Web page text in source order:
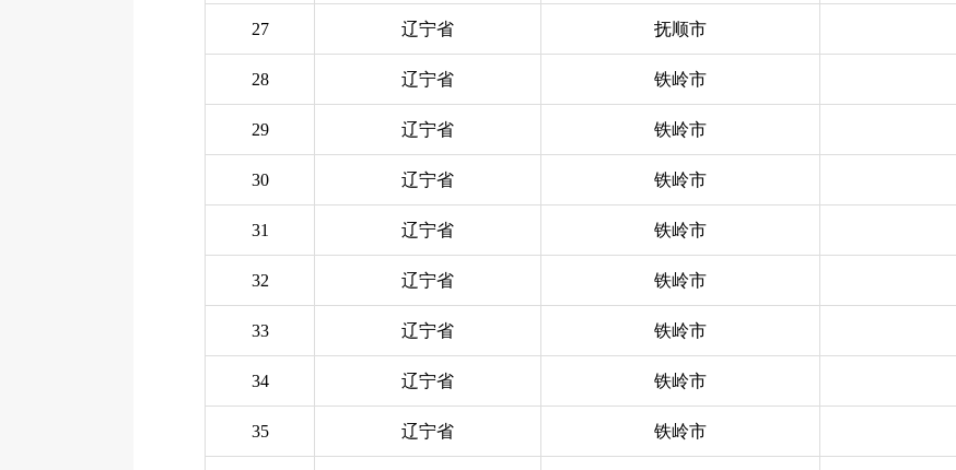
27 辽宁省 抚顺市
28 辽宁省 铁岭市
29 辽宁省 铁岭市
30 辽宁省 铁岭市
31 辽宁省 铁岭市
32 辽宁省 铁岭市
33 辽宁省 铁岭市
34 辽宁省 铁岭市
35 辽宁省 铁岭市